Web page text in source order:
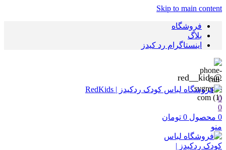
Skip to main content
فروشگاه
بلاگ
اینستاگرام رد کیدز
@red__kids
0
0
0 محصول 0 تومان
منو